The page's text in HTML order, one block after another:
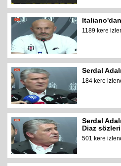
1189 kere
Serdal
184 kere
Serdal
Diaz sözleri
501 kere